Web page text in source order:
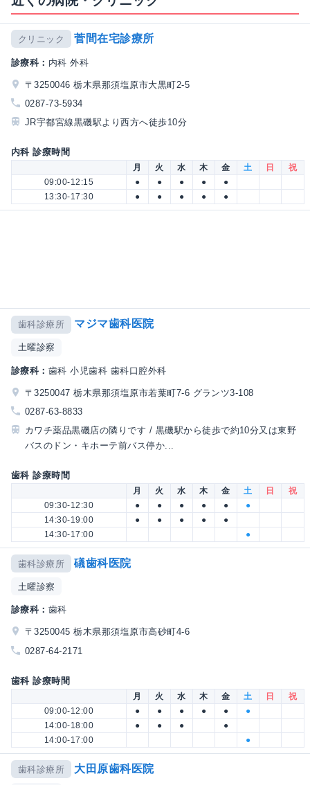
クリニック 菅間在宅診療所
診療科： 内科 外科
〒3250046 栃木県那須塩原市大黒町2-5
0287-73-5934
JR宇都宮線黒磯駅より西方へ徒歩10分
内科 診療時間
月 火 水 木 金 土 日
祝
09:00-12:15
● ● ● ●
●
13:30-17:30
● ● ● ● ●
歯科診療所 マジマ歯科医院
土曜診察
診療科： 歯科 小児歯科 歯科口腔外科
〒3250047 栃木県那須塩原市若葉町7-6 グランツ3-108
0287-63-8833
カワチ薬品黒磯店の隣りです / 黒磯駅から徒歩で約10分又は東野
バスのドン・キホーテ前バス停か...
歯科 診療時間
月 火 水 木 金 土 日
祝
09:30-12:30
● ● ● ● ●
●
14:30-19:00
● ● ● ●
●
14:30-17:00
●
歯科診療所 礒歯科医院
土曜診察
診療科： 歯科
〒3250045 栃木県那須塩原市高砂町4-6
0287-64-2171
歯科 診療時間
月 火 水 木 金 土 日
祝
09:00-12:00
● ● ● ● ●
●
14:00-18:00
● ● ●
●
14:00-17:00
●
歯科診療所 大田原歯科医院